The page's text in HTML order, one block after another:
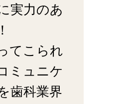
実力のあ
てこられ
ミュニケ
歯科業界